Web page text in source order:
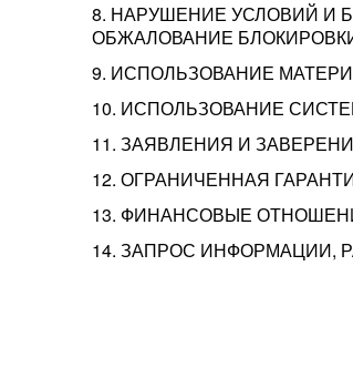
8. НАРУШЕНИЕ УСЛОВИЙ И
ОБЖАЛОВАНИЕ
9. ИСПОЛЬЗОВАНИЕ
10. ИСПОЛЬЗОВАНИЕ
11. ЗАЯВЛЕНИЯ И
12. ОГРАНИЧЕННАЯ
13. ФИНАНСОВЫЕ
14. ЗАПРОС ИНФОРМАЦИИ,